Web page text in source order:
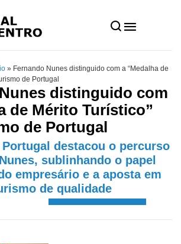
» Fernando Nunes distinguido com a “Medalha de
de Portugal
distinguido com
de Mérito Turístico”
de Portugal
destacou o percurso
sublinhando o papel
empresário e a aposta em
de qualidade